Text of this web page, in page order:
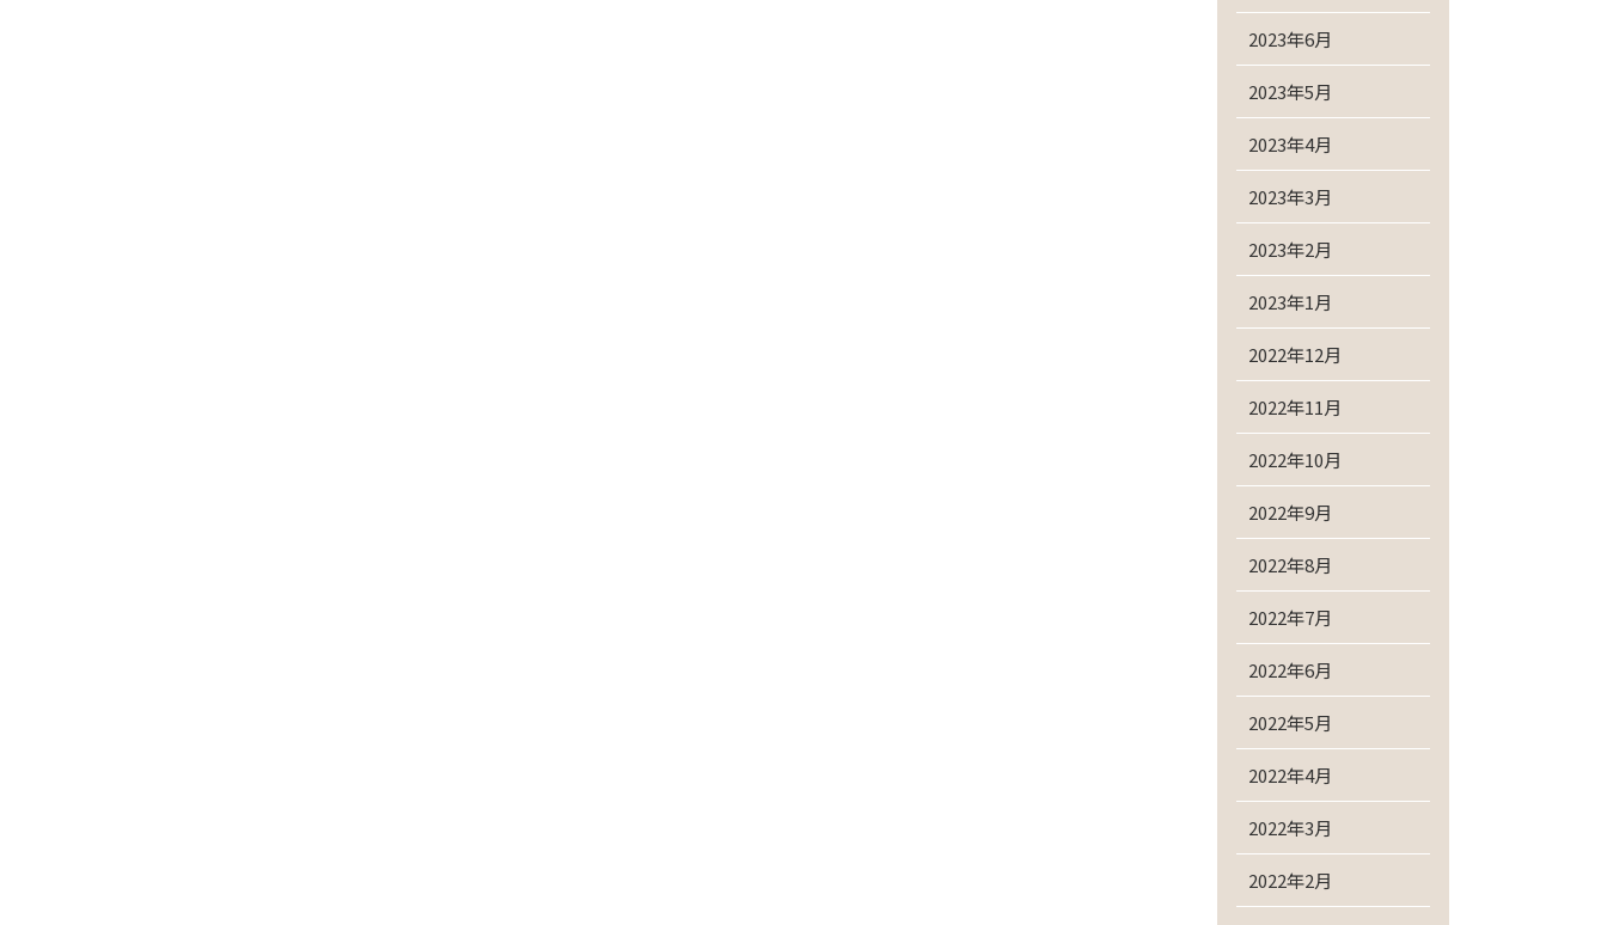
2023年6月
2023年5月
2023年4月
2023年3月
2023年2月
2023年1月
2022年12月
2022年11月
2022年10月
2022年9月
2022年8月
2022年7月
2022年6月
2022年5月
2022年4月
2022年3月
2022年2月